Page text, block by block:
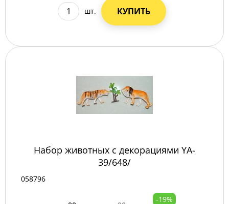
шт. КУПИТЬ
Набор животных с декорациями YA-
39/648/
058796
-19%